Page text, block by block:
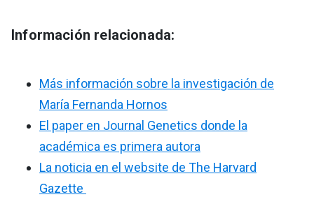
Información relacionada:
Más información sobre la investigación de
María Fernanda Hornos
El paper en Journal Genetics donde la
académica es primera autora
La noticia en el website de The Harvard
Gazette